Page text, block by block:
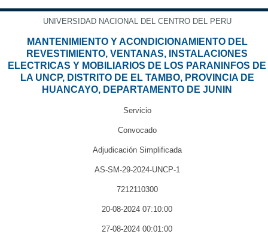
UNIVERSIDAD NACIONAL DEL CENTRO DEL PERU
MANTENIMIENTO Y ACONDICIONAMIENTO DEL
REVESTIMIENTO, VENTANAS, INSTALACIONES
ELECTRICAS Y MOBILIARIOS DE LOS PARANINFOS DE
LA UNCP, DISTRITO DE EL TAMBO, PROVINCIA DE
HUANCAYO, DEPARTAMENTO DE JUNIN
Servicio
Convocado
Adjudicación Simplificada
AS-SM-29-2024-UNCP-1
7212110300
20-08-2024 07:10:00
27-08-2024 00:01:00